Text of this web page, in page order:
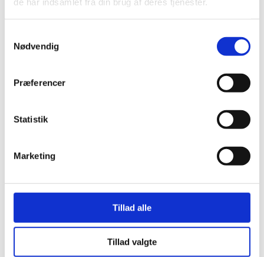
Nødvendig
Præferencer
Statistik
Marketing
Tillad alle
Tillad valgte
Her er alle vinderne fra årets Danish